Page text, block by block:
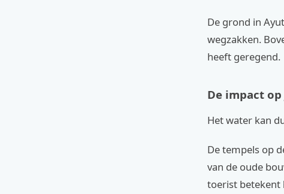
De grond in
wegzakken.
heeft geregend.
De impact
Het water kan
De tempels op
van de oude
toerist betekent